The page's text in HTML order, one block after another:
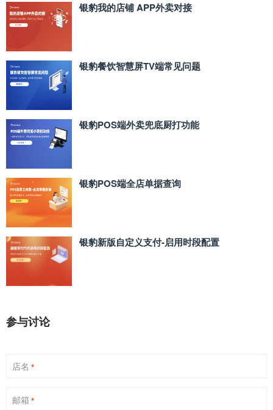
银豹我的店铺 APP外卖对接
银豹餐饮智慧屏TV端常见问题
银豹POS端外卖兜底厨打功能
银豹POS端全店单据查询
银豹新版自定义支付‑启用时段配置
参与讨论
店名 *
邮箱 *